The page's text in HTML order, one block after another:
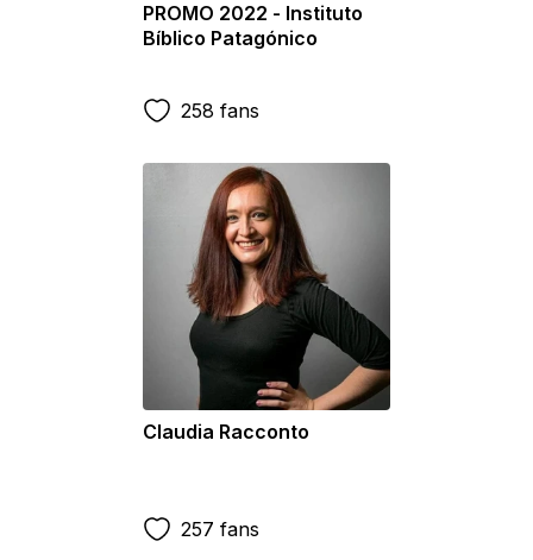
PROMO 2022 - Instituto
Bíblico Patagónico
258 fans
Claudia Racconto
257 fans